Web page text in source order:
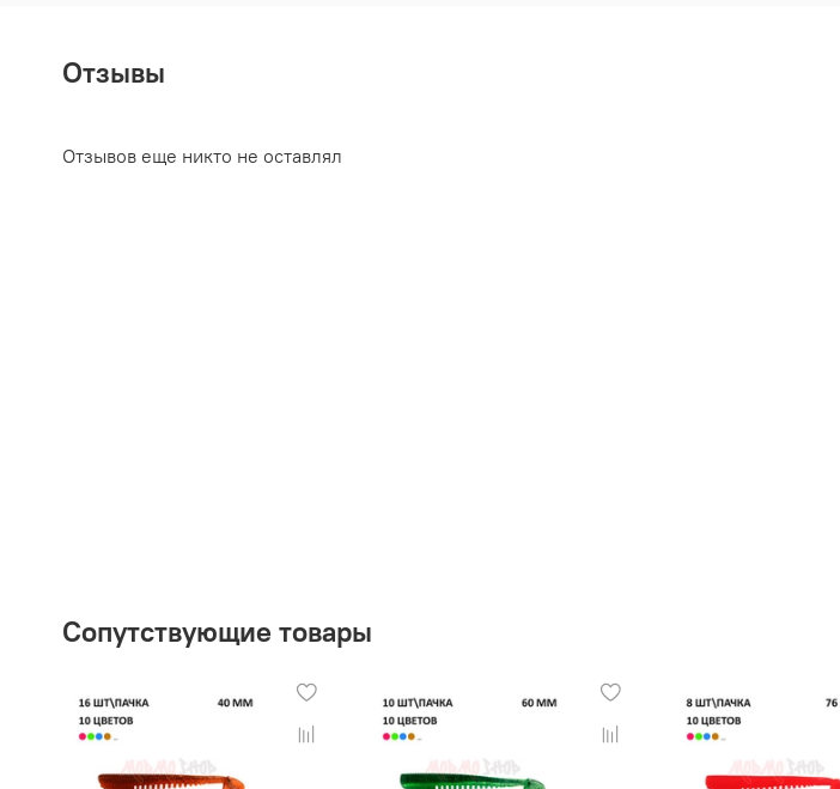
Отзывы
Отзывов еще никто не оставлял
Сопутствующие товары